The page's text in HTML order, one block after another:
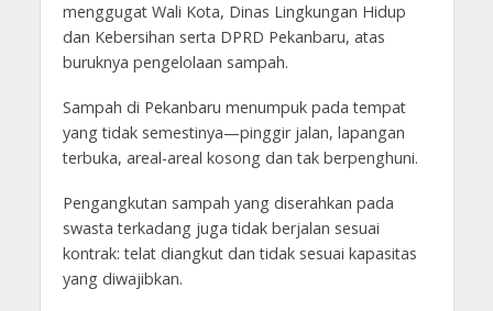
menggugat Wali Kota, Dinas Lingkungan Hidup
dan Kebersihan serta DPRD Pekanbaru, atas
buruknya pengelolaan sampah.
Sampah di Pekanbaru menumpuk pada tempat
yang tidak semestinya—pinggir jalan, lapangan
terbuka, areal-areal kosong dan tak berpenghuni.
Pengangkutan sampah yang diserahkan pada
swasta terkadang juga tidak berjalan sesuai
kontrak: telat diangkut dan tidak sesuai kapasitas
yang diwajibkan.